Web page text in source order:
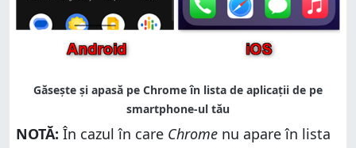
NOTĂ: În cazul în care Chrome nu apare în lista